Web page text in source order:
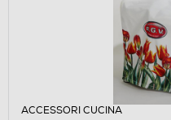
ACCESSORI CUCINA